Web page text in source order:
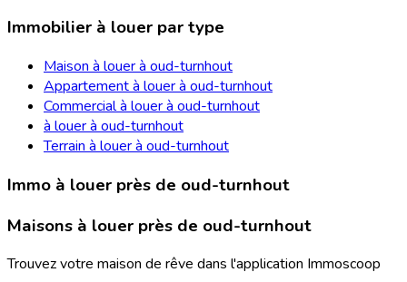
Immobilier à louer par type
Maison à louer à oud-turnhout
Appartement à louer à oud-turnhout
Commercial à louer à oud-turnhout
à louer à oud-turnhout
Terrain à louer à oud-turnhout
Immo à louer près de oud-turnhout
Maisons à louer près de oud-turnhout
Trouvez votre maison de rêve dans l'application Immoscoop